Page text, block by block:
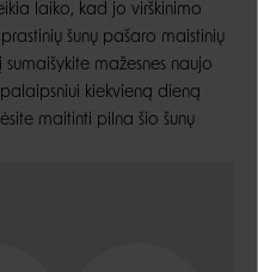
laiko, kad jo virškinimo
šunų pašaro maistinių
mažesnes naujo
kiekvieną dieną
maitinti pilna šio šunų